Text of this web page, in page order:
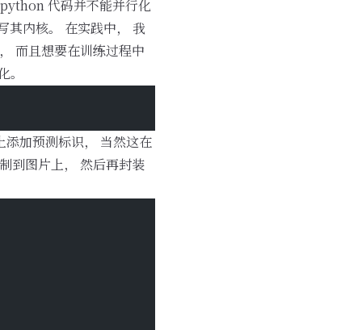
代码并不能并行化
其内核。 在实践中， 我
而且想要在训练过程中
加预测标识， 当然这在
到图片上， 然后再封装